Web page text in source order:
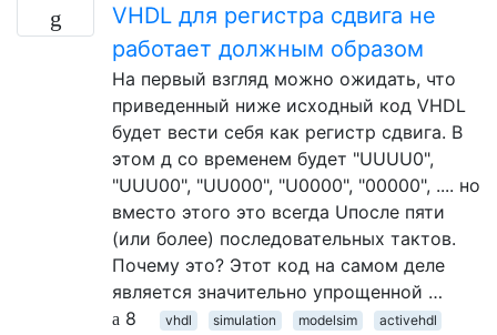
VHDL для регистра сдвига не
работает должным образом
На первый взгляд можно ожидать, что
приведенный ниже исходный код VHDL
будет вести себя как регистр сдвига. В
этом д со временем будет "UUUU0",
"UUU00", "UU000", "U0000", "00000", .... но
вместо этого это всегда Uпосле пяти
(или более) последовательных тактов.
Почему это? Этот код на самом деле
является значительно упрощенной …
8
vhdl simulation modelsim activehdl